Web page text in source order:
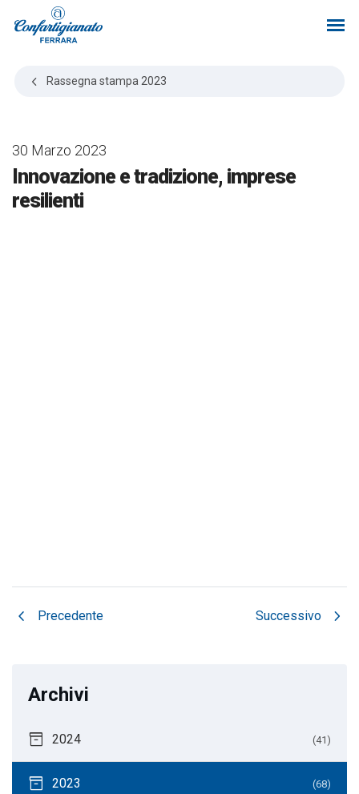
Rassegna stampa 2023
30 Marzo 2023
Innovazione e tradizione, imprese
resilienti
chevron_left Precedente Successivo chevron_right
Archivi
inventory_2 2024 (41)
inventory_2 2023 (68)